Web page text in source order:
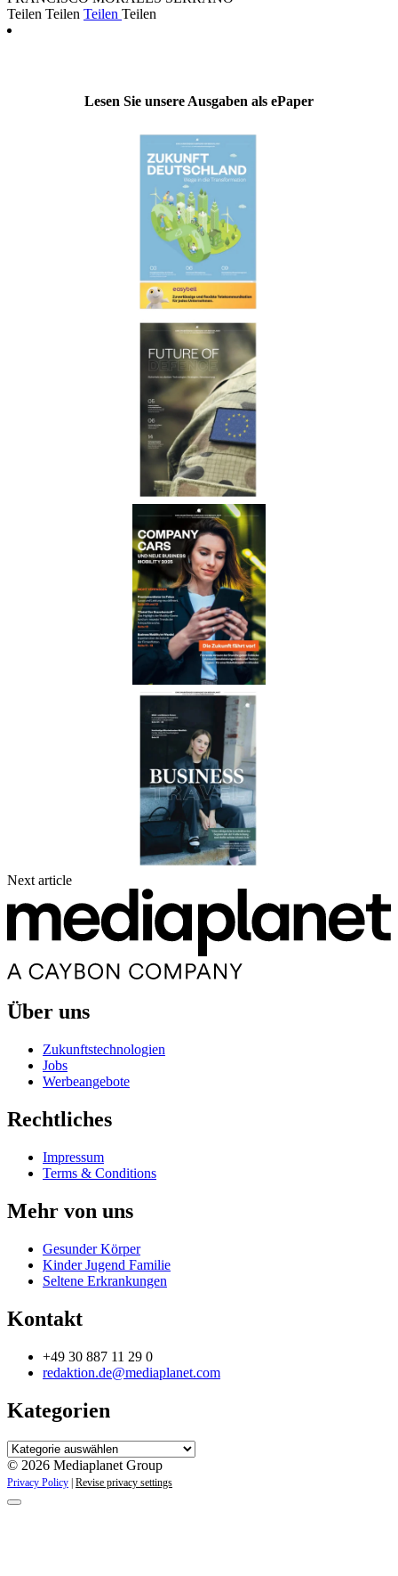
Teilen Teilen Teilen Teilen
Lesen Sie unsere Ausgaben als ePaper
Next article
Über uns
Zukunftstechnologien
Jobs
Werbeangebote
Rechtliches
Impressum
Terms & Conditions
Mehr von uns
Gesunder Körper
Kinder Jugend Familie
Seltene Erkrankungen
Kontakt
+49 30 887 11 29 0
redaktion.de@mediaplanet.com
Kategorien
Kategorien
© 2026 Mediaplanet Group
Privacy Policy | Revise privacy settings